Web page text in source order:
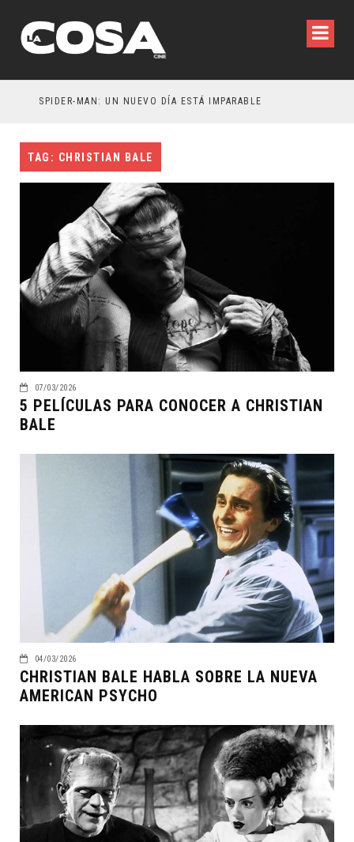
SPIDER-MAN: UN NUEVO DÍA ESTÁ IMPARABLE
TAG: CHRISTIAN BALE
07/03/2026
5 PELÍCULAS PARA CONOCER A CHRISTIAN
BALE
04/03/2026
CHRISTIAN BALE HABLA SOBRE LA NUEVA
AMERICAN PSYCHO